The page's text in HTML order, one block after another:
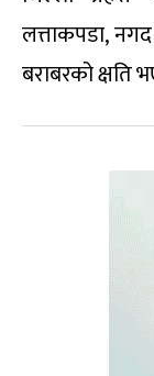
लत्ताकपडा,
बराबरको क्षति